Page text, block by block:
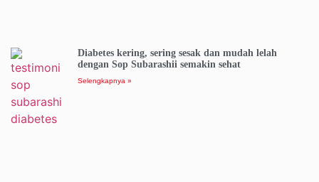
Diabetes kering, sering sesak dan mudah lelah
dengan Sop Subarashii semakin sehat
Selengkapnya »